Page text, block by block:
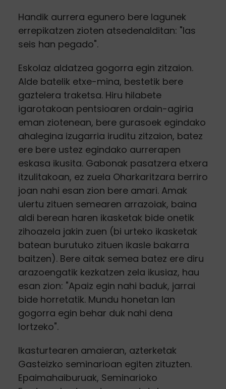
Handik aurrera egunero bere lagunek
errepikatzen zioten atsedenalditan: "las
seis han pegado".
Eskolaz aldatzea gogorra egin zitzaion.
Alde batelik etxe-mina, bestetik bere
gaztelera traketsa. Hiru hilabete
igarotakoan pentsioaren ordain-agiria
eman ziotenean, bere gurasoek egindako
ahalegina izugarria iruditu zitzaion, batez
ere bere ustez egindako aurrerapen
eskasa ikusita. Gabonak pasatzera etxera
itzulitakoan, ez zuela Oharkaritzara berriro
joan nahi esan zion bere amari. Amak
ulertu zituen semearen arrazoiak, baina
aldi berean haren ikasketak bide onetik
zihoazela jakin zuen (bi urteko ikasketak
batean burutuko zituen ikasle bakarra
baitzen). Bere aitak semea batez ere diru
arazoengatik kezkatzen zela ikusiaz, hau
esan zion: "Apaiz egin nahi baduk, jarrai
bide horretatik. Mundu honetan lan
gogorra egin behar duk nahi dena
lortzeko".
Ikasturtearen amaieran, azterketak
Gasteizko seminarioan egiten zituzten.
Epaimahaiburuak, Seminarioko